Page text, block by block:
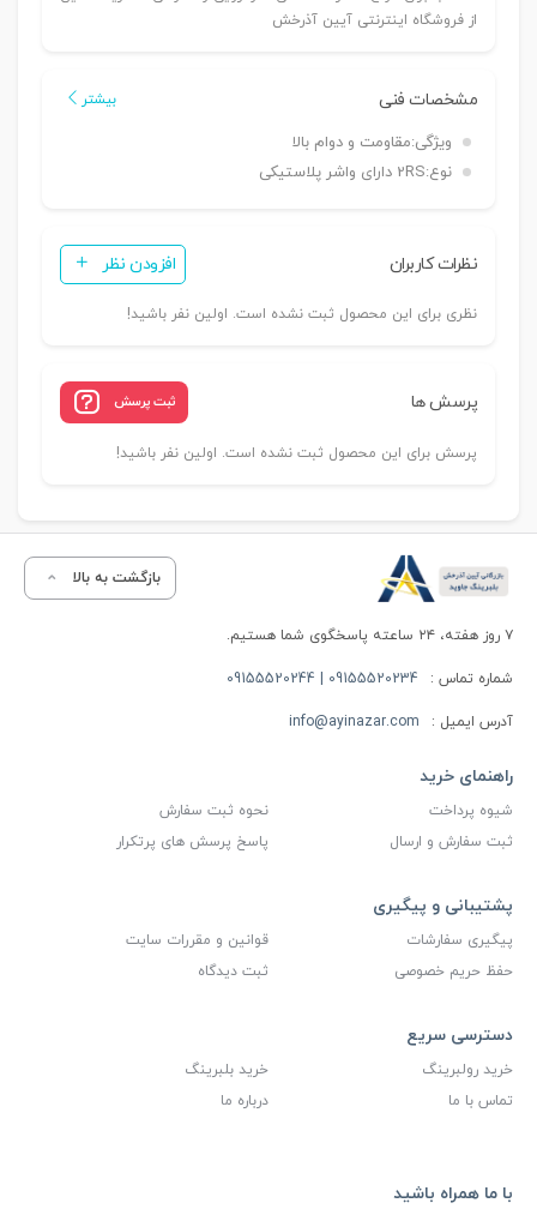
از فروشگاه اینترنتی آیین آذرخش
مشخصات فنی بیشتر
ویژگی:مقاومت و دوام بالا
نوع:2RS دارای واشر پلاستیکی
نظرات کاربران افزودن نظر
نظری برای این محصول ثبت نشده است. اولین نفر باشید!
پرسش ها ثبت پرسش
پرسش برای این محصول ثبت نشده است. اولین نفر باشید!
بازگشت به بالا
۷ روز هفته، ۲۴ ساعته پاسخگوی شما هستیم.
شماره تماس : 09155520234 | 09155520244
آدرس ایمیل : info@ayinazar.com
راهنمای خرید
شیوه پرداخت
نحوه ثبت سفارش
ثبت سفارش و ارسال
پاسخ پرسش های پرتکرار
پشتیبانی و پیگیری
پیگیری سفارشات
قوانین و مقررات سایت
حفظ حریم خصوصی
ثبت دیدگاه
دسترسی سریع
خرید رولبرینگ
خرید بلبرینگ
تماس با ما
درباره ما
با ما همراه باشید